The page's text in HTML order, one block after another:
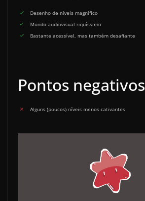
Desenho de níveis magnífico
Mundo audiovisual riquíssimo
Bastante acessível, mas também desafiante
Pontos negativos
Alguns (poucos) níveis menos cativantes